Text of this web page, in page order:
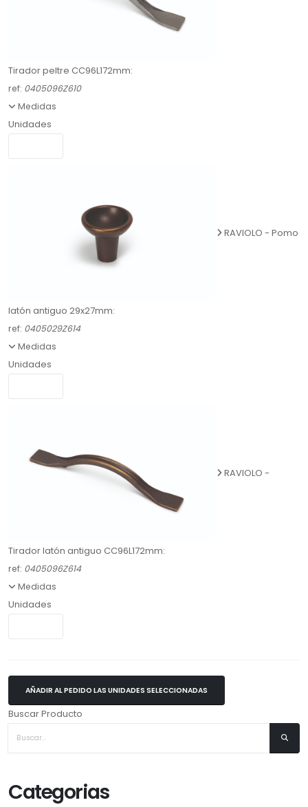
Buscar Producto
Categorias
Tirador peltre CC96L172mm:
ref: 0405096Z610
Medidas
Unidades
RAVIOLO - Pomo
latón antiguo 29x27mm:
ref: 0405029Z614
Medidas
Unidades
RAVIOLO -
Tirador latón antiguo CC96L172mm:
ref: 0405096Z614
Medidas
Unidades
AÑADIR AL PEDIDO LAS UNIDADES SELECCIONADAS